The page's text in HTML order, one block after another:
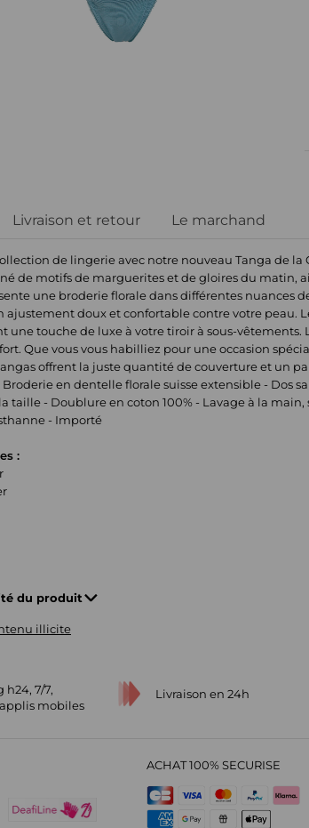
Livraison et retour Le marchand
de lingerie avec notre nouveau Tanga de
de motifs de marguerites et de gloires du matin,
une broderie florale dans différentes nuances
ajustement doux et confortable contre votre
une touche de luxe à votre tiroir à sous-
Que vous vous habilliez pour une occasion
offrent la juste quantité de couverture et un
Broderie en dentelle florale suisse extensible - Dos
taille - Doublure en coton 100% - Lavage à la
- Importé
:
du produit
illicite
h24, 7/7,
mobiles
Livraison en 24h
ACHAT 100% SECURISE